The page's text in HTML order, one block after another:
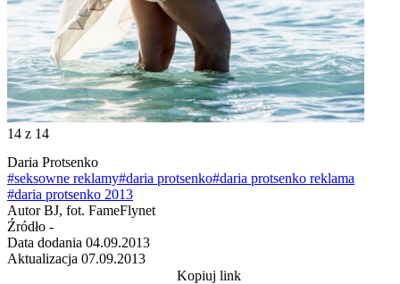
14 z 14
Daria Protsenko
#seksowne reklamy#daria protsenko#daria protsenko reklama
#daria protsenko 2013
Autor BJ, fot. FameFlynet
Źródło -
Data dodania 04.09.2013
Aktualizacja 07.09.2013
Kopiuj link